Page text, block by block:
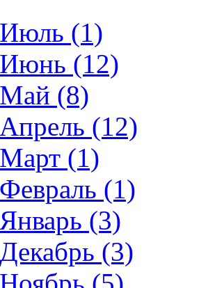
(1)
(12)
(8)
(12)
(1)
(1)
(3)
(3)